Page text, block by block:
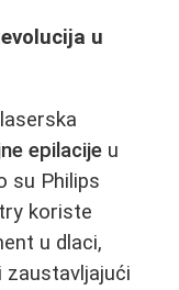
u
epilacije u
su Philips
koriste
u dlaci,